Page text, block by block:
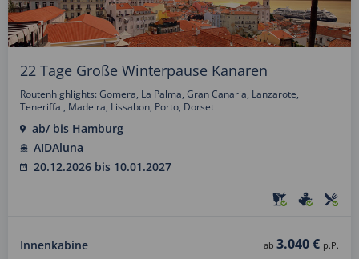
22 Tage Große Winterpause Kanaren
Routenhighlights: Gomera, La Palma, Gran Canaria, Lanzarote,
Teneriffa , Madeira, Lissabon, Porto, Dorset
ab/ bis Hamburg
AIDAluna
20.12.2026 bis 10.01.2027
Innenkabine ab 3.040 € p.P.